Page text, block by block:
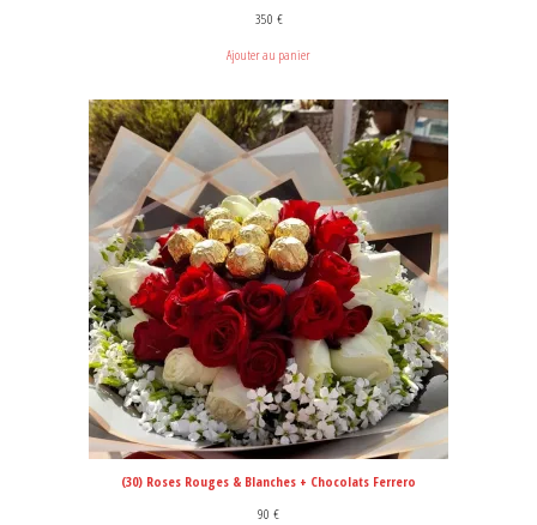
350 €
Ajouter au panier
(30) Roses Rouges & Blanches + Chocolats Ferrero
90 €